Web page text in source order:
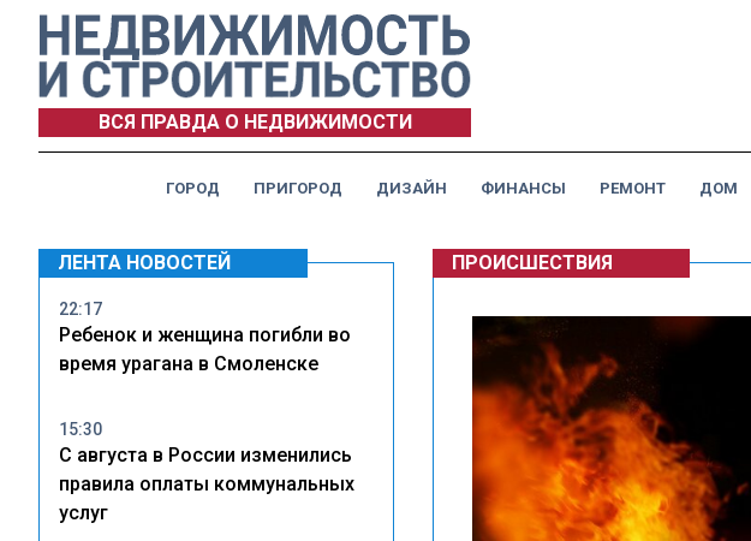
ВСЯ ПРАВДА О НЕДВИЖИМОСТИ
ГОРОД ПРИГОРОД ДИЗАЙН ФИНАНСЫ РЕМОНТ ДОМ
ЛЕНТА НОВОСТЕЙ
22:17
Ребенок и женщина погибли во
время урагана в Смоленске
15:30
С августа в России изменились
правила оплаты коммунальных
услуг
ПРОИСШЕСТВИЯ